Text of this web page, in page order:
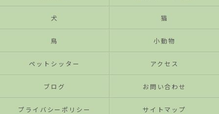
犬 猫
鳥 小動物
ペットシッター アクセス
ブログ お問い合わせ
プライバシーポリシー サイトマップ